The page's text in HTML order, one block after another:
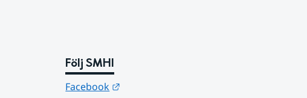
Följ SMHI
Facebook